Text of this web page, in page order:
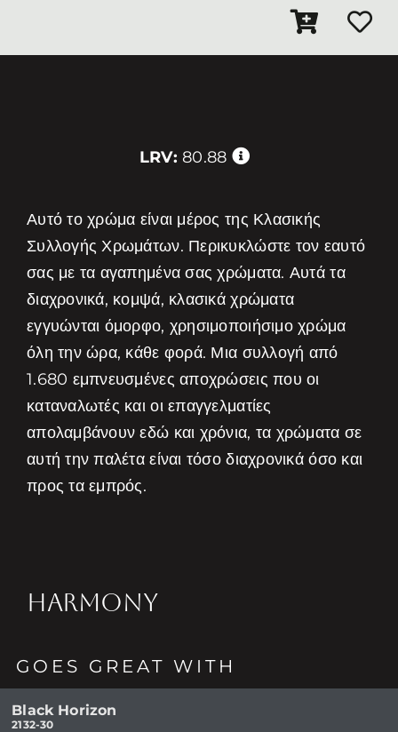
LRV: 80.88
Αυτό το χρώμα είναι μέρος της Κλασικής
Συλλογής Χρωμάτων. Περικυκλώστε τον εαυτό
σας με τα αγαπημένα σας χρώματα. Αυτά τα
διαχρονικά, κομψά, κλασικά χρώματα
εγγυώνται όμορφο, χρησιμοποιήσιμο χρώμα
όλη την ώρα, κάθε φορά. Μια συλλογή από
1.680 εμπνευσμένες αποχρώσεις που οι
καταναλωτές και οι επαγγελματίες
απολαμβάνουν εδώ και χρόνια, τα χρώματα σε
αυτή την παλέτα είναι τόσο διαχρονικά όσο και
προς τα εμπρός.
HARMONY
GOES GREAT WITH
Black Horizon
2132-30